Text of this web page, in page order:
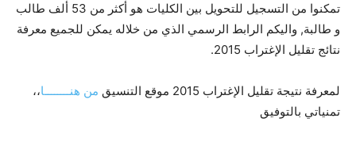
تمكنوا من التسجيل للتحويل بين الكليات هو أكثر من 53 ألف طالب
و طالبة, واليكم الرابط الرسمي الذي من خلاله يمكن للجميع معرفة
نتائج تقليل الإغتراب 2015.
لمعرفة نتيجة تقليل الإغتراب 2015 موقع التنسيق من هنــــــــا،،
تمنياتي بالتوفيق